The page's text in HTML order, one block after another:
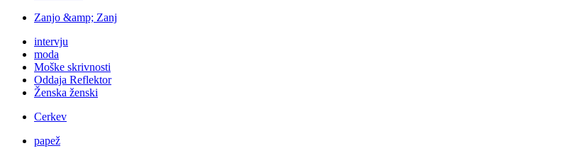
Zanjo &amp; Zanj
intervju
moda
Moške skrivnosti
Oddaja Reflektor
Ženska ženski
Cerkev
papež